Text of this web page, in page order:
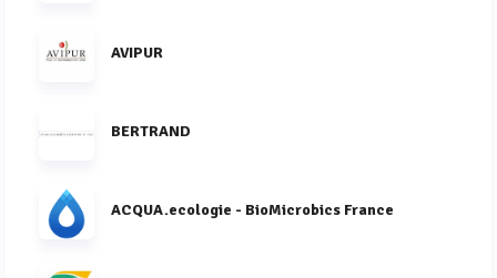
AVIPUR
BERTRAND
ACQUA.ecologie - BioMicrobics France